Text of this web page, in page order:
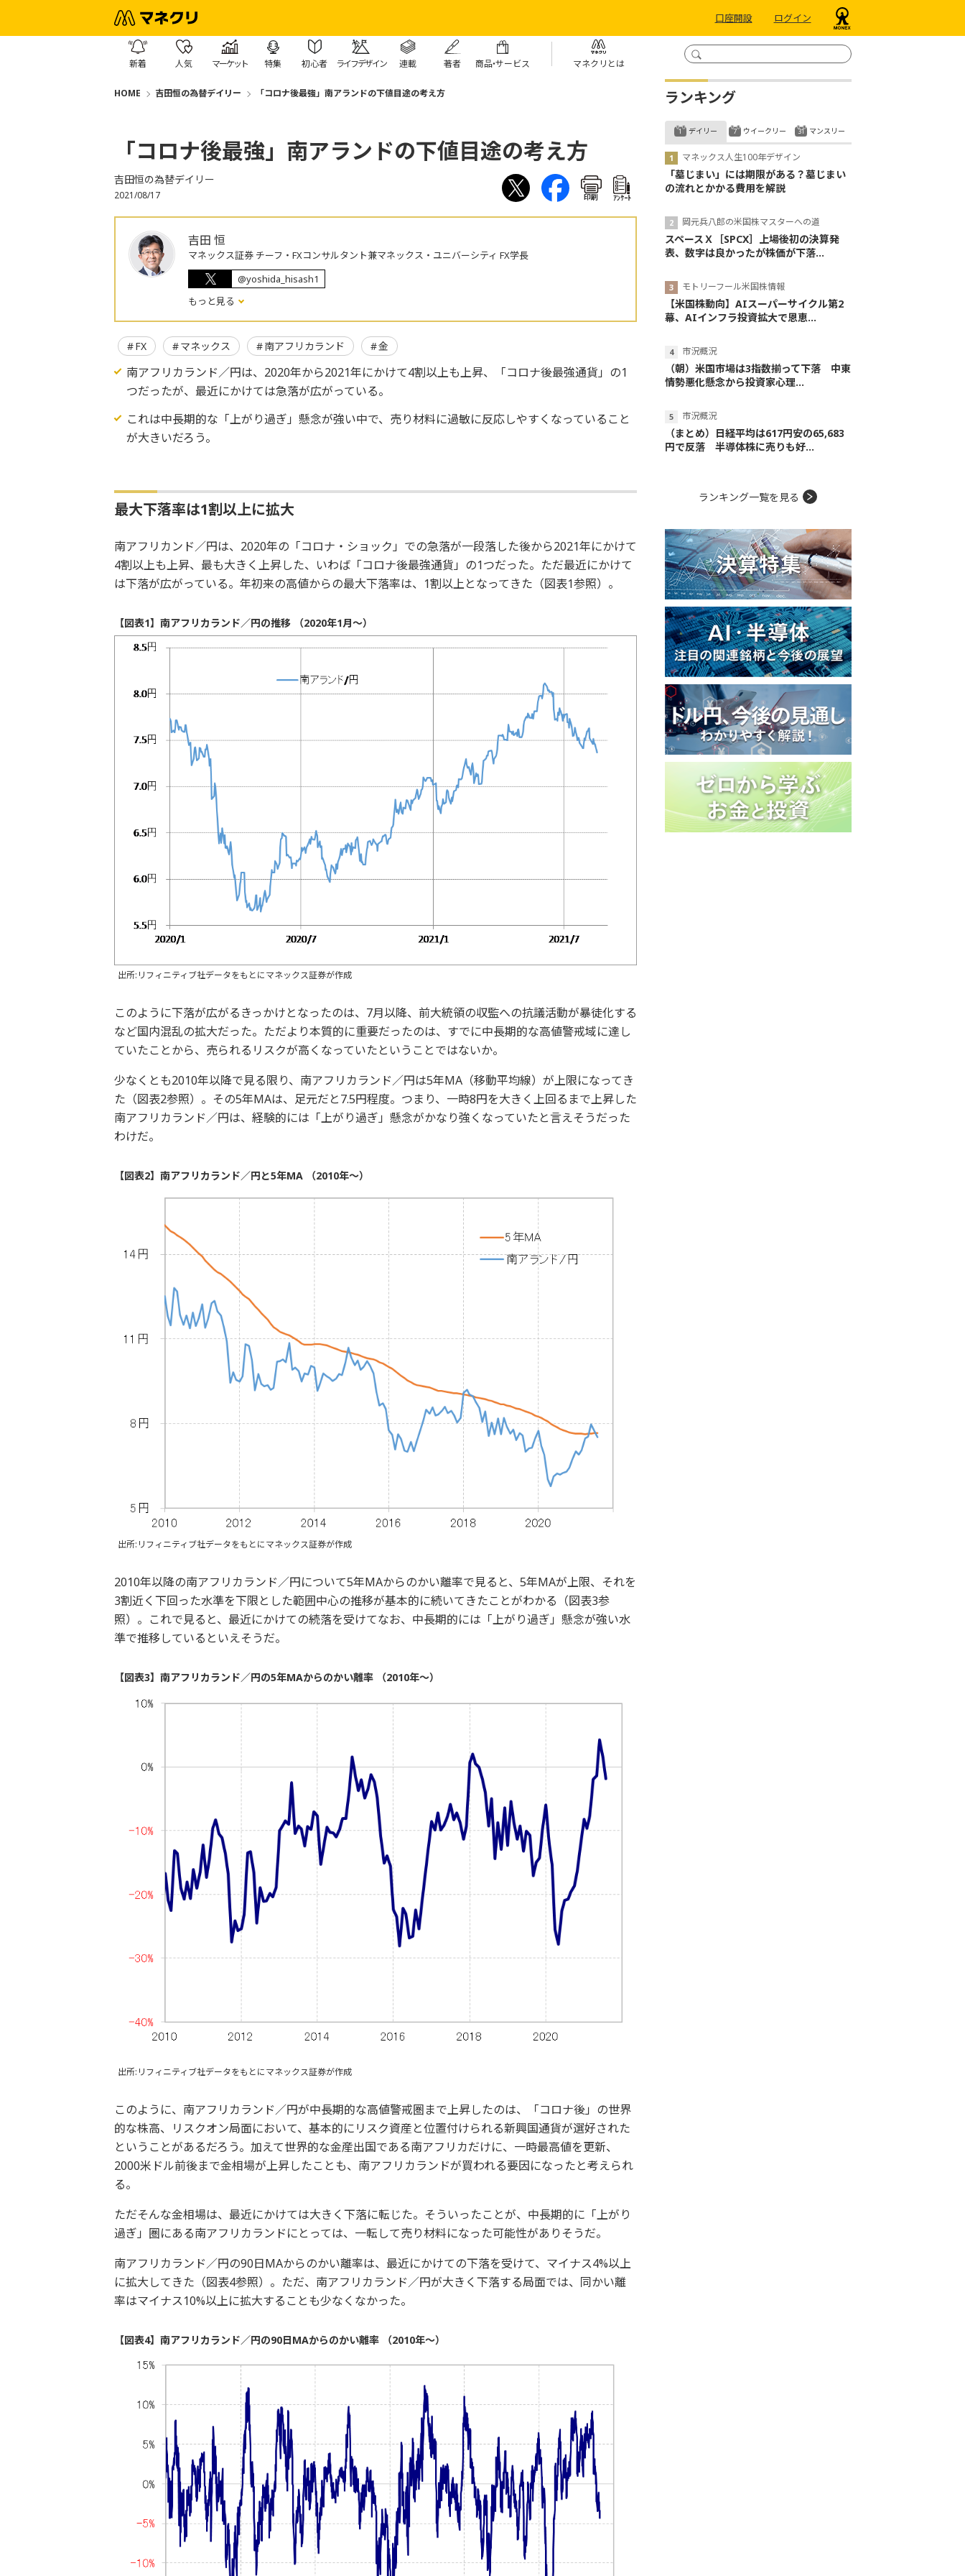
口座開設 ログイン
新着 人気 マーケット 特集 初心者 ライフデザイン 連載 著者 商品・サービス マネクリとは
HOME 吉田恒の為替デイリー 「コロナ後最強」南アランドの下値目途の考え方
「コロナ後最強」南アランドの下値目途の考え方
吉田恒の為替デイリー
2021/08/17 印刷 ｱﾝｹｰﾄ
吉田 恒
マネックス証券 チーフ・FXコンサルタント兼マネックス・ユニバーシティ FX学長
@yoshida_hisash1
もっと見る
FX マネックス 南アフリカランド 金
南アフリカランド／円は、2020年から2021年にかけて4割以上も上昇、「コロナ後最強通貨」の1
つだったが、最近にかけては急落が広がっている。
これは中長期的な「上がり過ぎ」懸念が強い中で、売り材料に過敏に反応しやすくなっていること
が大きいだろう。
最大下落率は1割以上に拡大
南アフリカンド／円は、2020年の「コロナ・ショック」での急落が一段落した後から2021年にかけて
4割以上も上昇、最も大きく上昇した、いわば「コロナ後最強通貨」の1つだった。ただ最近にかけて
は下落が広がっている。年初来の高値からの最大下落率は、1割以上となってきた（図表1参照）。
【図表1】南アフリカランド／円の推移 （2020年1月～）
出所:リフィニティブ社データをもとにマネックス証券が作成
このように下落が広がるきっかけとなったのは、7月以降、前大統領の収監への抗議活動が暴徒化する
など国内混乱の拡大だった。ただより本質的に重要だったのは、すでに中長期的な高値警戒域に達し
ていたことから、売られるリスクが高くなっていたということではないか。
少なくとも2010年以降で見る限り、南アフリカランド／円は5年MA（移動平均線）が上限になってき
た（図表2参照）。その5年MAは、足元だと7.5円程度。つまり、一時8円を大きく上回るまで上昇した
南アフリカランド／円は、経験的には「上がり過ぎ」懸念がかなり強くなっていたと言えそうだった
わけだ。
【図表2】南アフリカランド／円と5年MA （2010年～）
出所:リフィニティブ社データをもとにマネックス証券が作成
2010年以降の南アフリカランド／円について5年MAからのかい離率で見ると、5年MAが上限、それを
3割近く下回った水準を下限とした範囲中心の推移が基本的に続いてきたことがわかる（図表3参
照）。これで見ると、最近にかけての続落を受けてなお、中長期的には「上がり過ぎ」懸念が強い水
準で推移しているといえそうだ。
【図表3】南アフリカランド／円の5年MAからのかい離率 （2010年～）
出所:リフィニティブ社データをもとにマネックス証券が作成
このように、南アフリカランド／円が中長期的な高値警戒圏まで上昇したのは、「コロナ後」の世界
的な株高、リスクオン局面において、基本的にリスク資産と位置付けられる新興国通貨が選好された
ということがあるだろう。加えて世界的な金産出国である南アフリカだけに、一時最高値を更新、
2000米ドル前後まで金相場が上昇したことも、南アフリカランドが買われる要因になったと考えられ
る。
ただそんな金相場は、最近にかけては大きく下落に転じた。そういったことが、中長期的に「上がり
過ぎ」圏にある南アフリカランドにとっては、一転して売り材料になった可能性がありそうだ。
南アフリカランド／円の90日MAからのかい離率は、最近にかけての下落を受けて、マイナス4%以上
に拡大してきた（図表4参照）。ただ、南アフリカランド／円が大きく下落する局面では、同かい離
率はマイナス10%以上に拡大することも少なくなかった。
【図表4】南アフリカランド／円の90日MAからのかい離率 （2010年～）
ランキング
デイリー
マネックス人生100年デザイン
「墓じまい」には期限がある？墓じまい
の流れとかかる費用を解説
岡元兵八郎の米国株マスターへの道
スペースＸ［SPCX］上場後初の決算発
表、数字は良かったが株価が下落...
モトリーフール米国株情報
【米国株動向】AIスーパーサイクル第2
幕、AIインフラ投資拡大で恩恵...
市況概況
（朝）米国市場は3指数揃って下落 中東
情勢悪化懸念から投資家心理...
市況概況
（まとめ）日経平均は617円安の65,683
円で反落 半導体株に売りも好...
ウイークリー マンスリー
ランキング一覧を見る